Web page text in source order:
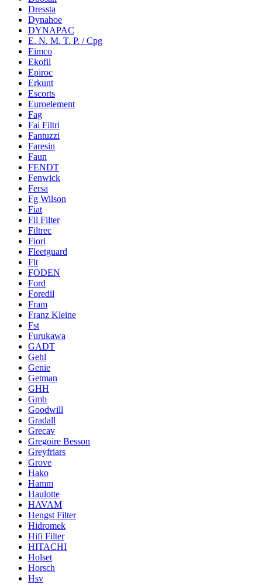
Dressta
Dynahoe
DYNAPAC
E. N. M. T. P. / Cpg
Eimco
Ekofil
Epiroc
Erkunt
Escorts
Euroelement
Fag
Fai Filtri
Fantuzzi
Faresin
Faun
FENDT
Fenwick
Fersa
Fg Wilson
Fiat
Fil Filter
Filtrec
Fiori
Fleetguard
Flt
FODEN
Ford
Foredil
Fram
Franz Kleine
Fst
Furukawa
GADT
Gehl
Genie
Getman
GHH
Gmb
Goodwill
Gradall
Grecav
Gregoire Besson
Greyfriars
Grove
Hako
Hamm
Haulotte
HAVAM
Hengst Filter
Hidromek
Hifi Filter
HITACHI
Holset
Horsch
Hsv